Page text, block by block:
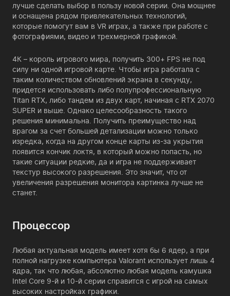
лучше сделать выбор в пользу новой серии. Она мощнее
и оснащена рядом привлекательных технологий,
которые помогут вам в VR играх, а также при работе с
фотографиями, видео и трехмерной графикой.
4К – король игрового мира, получить 300+ FPS не под
силу ни одной игровой карте. Чтобы игра работала с
таким количеством обновлений экрана в секунду,
придется использовать либо полупрофессиональную
Titan RTX, либо тандем из двух карт, начиная с RTX 2070
SUPER и выше. Однако целесообразность такого
решения минимальна. Получить преимущество над
врагом за счет большей детализации можно только
изредка, когда на другом конце карты из-за укрытия
появится кончик локтя, в который можно попасть, но
такие ситуации редкие, да и игра не поддерживает
текстур высокого разрешения. Это значит, что от
увеличения разрешения монитора картинка лучше не
станет.
Процессор
Любая актуальная модель имеет хотя бы 6 ядер, а при
полной нагрузке компьютера Valorant использует лишь 4
ядра, так что любая, абсолютно любая модель камушка
Intel Core 9-й и 10-й серии справится с игрой на самых
высоких настройках графики.